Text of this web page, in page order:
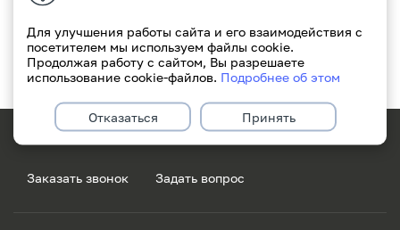
171 +375(29)311-49-49
Заказать звонок Задать вопрос
Для улучшения работы сайта и его взаимодействия с
посетителем мы используем файлы cookie.
Продолжая работу с сайтом, Вы разрешаете
использование cookie-файлов. Подробнее об этом
Отказаться Принять